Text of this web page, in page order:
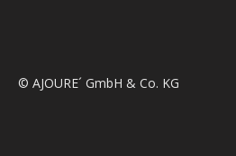
© AJOURE´ GmbH & Co. KG